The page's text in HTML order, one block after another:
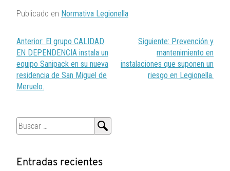
Publicado en Normativa Legionella
Navegación
de
entradas
Anterior: El grupo CALIDAD
EN DEPENDENCIA instala un
equipo Sanipack en su nueva
residencia de San Miguel de
Meruelo.
Siguiente: Prevención y
mantenimiento en
instalaciones que suponen un
riesgo en Legionella.
Buscar:
Entradas recientes